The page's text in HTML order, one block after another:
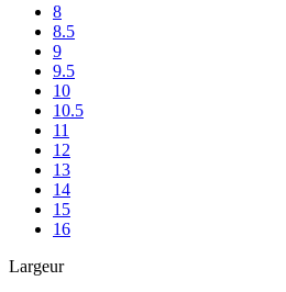
8
8.5
9
9.5
10
10.5
11
12
13
14
15
16
Largeur